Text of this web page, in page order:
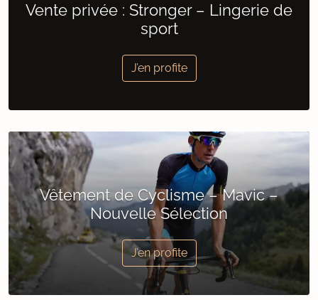
Vente privée : Stronger – Lingerie de
sport
J’en profite
Vêtement de Cyclisme – Mavic –
Nouvelle Sélection
J’en profite